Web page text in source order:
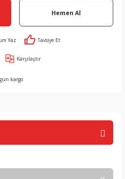
Hemen Al
Yaz Tavsiye Et
Karşılaştır
kargo